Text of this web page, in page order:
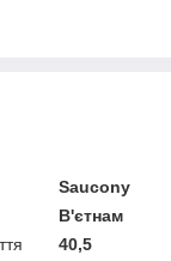
Saucony
В'єтнам
40,5